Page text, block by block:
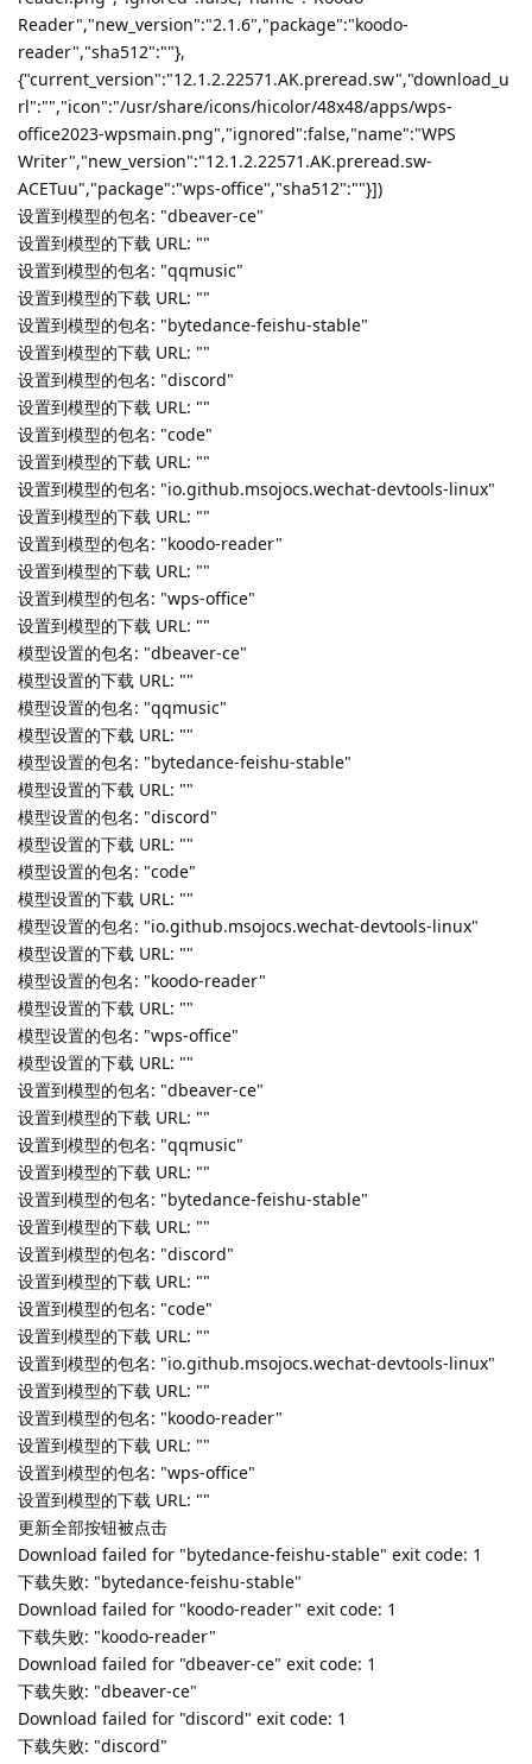
firefighter觉得很赞
JekYUlll
Lv.1
2025年9月26日
shenmo7192
❯ sudo spark-update-tool
[sudo] horeb 的密码：
QStandardPaths: XDG_RUNTIME_DIR not set, defaulting to
'/tmp/runtime-root'
Running as root.
跳过版本相同的包: "linglong-installer" ( "1.3.3.7-1" → "1.3.3.7-
1" )
临时文件路径： "/tmp/spark-update-tool.Atgbdk"
完整包信息： ()
应用名称列表： ("[Feishu|bytedance-feishu-stable]", "[Visual
Studio Code|code]", "[dbeaver-ce|dbeaver-ce]", "
[Discord|discord]", "[WeChat Dev
Tools|io.github.msojocs.wechat-devtools-linux]", "[Koodo
Reader|koodo-reader]", "[qqmusic|qqmusic]", "[WPS
Writer|wps-office]")
包名: "bytedance-feishu-stable" 图标路径:
"/usr/share/icons/hicolor/48x48/apps/bytedance-feishu.png"
包名: "code" 图标路径: "/usr/share/pixmaps/vscode.png"
包名: "dbeaver-ce" 图标路径: "/usr/share/dbeaver-
ce/dbeaver.png"
包名: "discord" 图标路径: "/usr/share/pixmaps/discord.png"
包名: "io.github.msojocs.wechat-devtools-linux" 图标路径:
"/opt/apps/io.github.msojocs.wechat-devtools-
linux/entries/icons/hicolor/128x128/apps/io.github.msojocs.w
echat-devtools-linux.png"
包名: "koodo-reader" 图标路径:
"/usr/share/icons/hicolor/256x256/apps/koodo-reader.png"
包名: "qqmusic" 图标路径:
"/usr/share/icons/hicolor/16x16/apps/qqmusic.png"
包名: "wps-office" 图标路径:
"/usr/share/icons/hicolor/48x48/apps/wps-office2023-
wpsmain.png"
未找到下载 URL，包名: "dbeaver-ce"
未找到下载 URL，包名: "qqmusic"
未找到下载 URL，包名: "bytedance-feishu-stable"
未找到下载 URL，包名: "discord"
未找到下载 URL，包名: "code"
未找到下载 URL，包名: "io.github.msojocs.wechat-devtools-
linux"
未找到下载 URL，包名: "koodo-reader"
未找到下载 URL，包名: "wps-office"
QJsonArray([{"current_version":"25.2.0","download_url":"","ico
n":"/usr/share/dbeaver-
ce/dbeaver.png","ignored":false,"name":"dbeaver-
ce","new_version":"25.2.1","package":"dbeaver-
ce","sha512":""},
{"current_version":"1.1.8","download_url":"","icon":"/usr/share
/icons/hicolor/16x16/apps/qqmusic.png","ignored":false,"nam
e":"qqmusic","new_version":"1.1.8-
nosandbox1","package":"qqmusic","sha512":""},
{"current_version":"7.46.12-
0","download_url":"","icon":"/usr/share/icons/hicolor/48x48/ap
ps/bytedance-
feishu.png","ignored":false,"name":"Feishu","new_version":"7
.50.13-0","package":"bytedance-feishu-stable","sha512":""},
{"current_version":"0.0.109","download_url":"","icon":"/usr/sha
re/pixmaps/discord.png","ignored":false,"name":"Discord","n
ew_version":"0.0.111","package":"discord","sha512":""},